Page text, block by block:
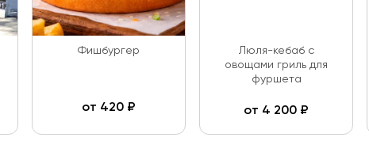
Фишбургер
от 420 ₽
Люля-кебаб с
овощами гриль для
фуршета
от 4 200 ₽